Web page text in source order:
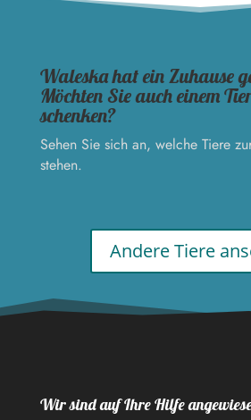
Waleska hat ein Zuhause
Möchten Sie auch einem
schenken?
Sehen Sie sich an, welche Tiere
stehen.
Andere Tiere
Wir sind auf Ihre Hilfe